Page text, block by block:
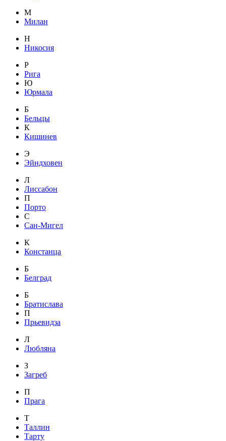
М
Милан
Н
Никосия
Р
Рига
Ю
Юрмала
Б
Бельцы
К
Кишинев
Э
Эйндховен
Л
Лиссабон
П
Порто
С
Сан-Мигел
К
Констанца
Б
Белград
Б
Братислава
П
Прьевидза
Л
Любляна
З
Загреб
П
Прага
Т
Таллин
Тарту